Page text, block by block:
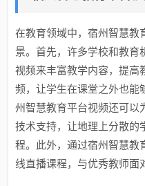
在教育领域中，宿州智慧教
景。首先，许多学校和教育
视频来丰富教学内容，提高
频，让学生在课堂之外也能
州智慧教育平台视频还可以
技术支持，让地理上分散的
程。此外，通过宿州智慧教
线直播课程，与优秀教师面